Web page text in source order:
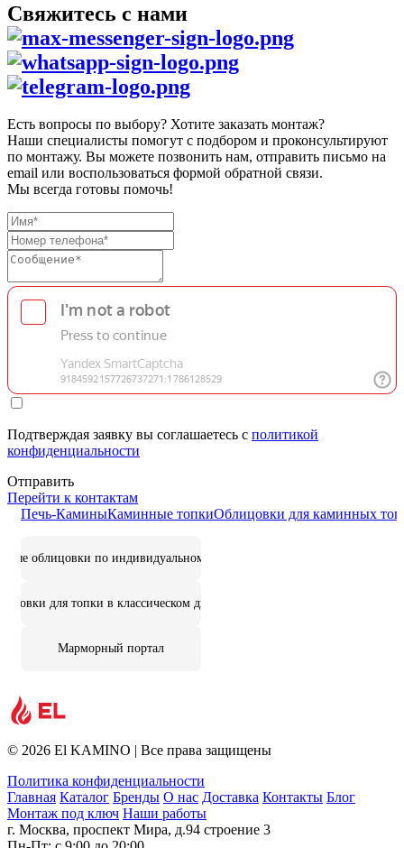
Свяжитесь с нами
Есть вопросы по выбору? Хотите заказать монтаж?
Наши специалисты помогут с подбором и проконсультируют
по монтажу. Вы можете позвонить нам, отправить письмо на
email или воспользоваться формой обратной связи.
Мы всегда готовы помочь!
Подтверждая заявку вы соглашаетесь с политикой
конфиденциальности
Отправить
Перейти к контактам
Печь-КаминыКаминные топкиОблицовки для каминных
облицовки по индивидуальному дизайну
для топки в классическом дизайне
Марморный портал
© 2026 El KAMINO | Все права защищены
Политика конфиденциальности
Главная Каталог Бренды О нас Доставка Контакты Блог
Монтаж под ключ Наши работы
г. Москва, проспект Мира, д.94 строение 3